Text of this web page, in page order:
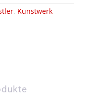
, Kunstwerk